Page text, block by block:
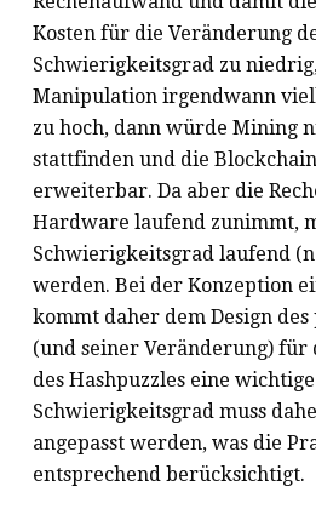
Kosten für die Veränderung
Schwierigkeitsgrad zu
Manipulation irgendwann
zu hoch, dann würde Mining
stattfinden und die
erweiterbar. Da aber die
Hardware laufend zunimmt,
Schwierigkeitsgrad laufend
werden. Bei der Konzeption
kommt daher dem Design des
(und seiner Veränderung)
des Hashpuzzles eine
Schwierigkeitsgrad muss
angepasst werden, was die
entsprechend berücksichtigt.